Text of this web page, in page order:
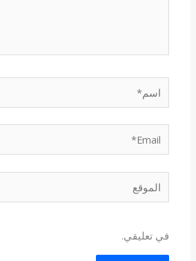
اسم*
Email*
الموقع
في تعليقي.